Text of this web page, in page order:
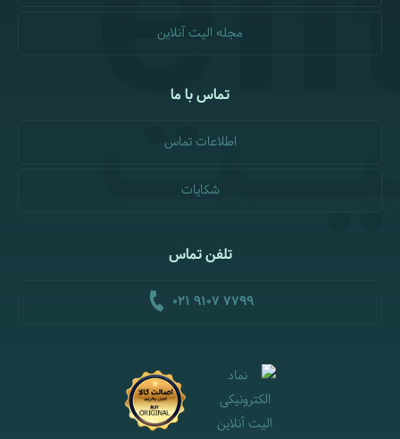
مجله الیت آنلاین
تماس با ما
اطلاعات تماس
شکایات
تلفن تماس
021 9107 7799